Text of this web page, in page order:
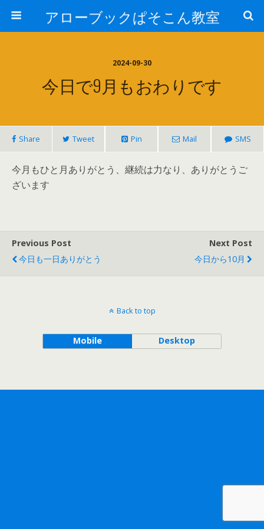
アローブックぱそこん教室
2024-09-30
今日で9月もおわりです
Share Tweet Pin Mail SMS
今月もひと月ありがとう、継続は力なり、ありがとうご
ざいます
Previous Post
今日も一日ありがとう
Next Post
今日から10月
Back to top
Mobile Desktop